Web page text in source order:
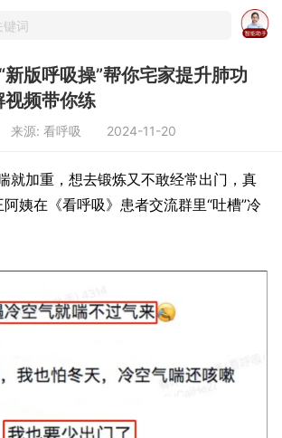
新版呼吸操”帮你宅家提升肺功
频带你练
来源: 看呼吸 2024-11-20
就加重，想去锻炼又不敢经常出门，真
姨在《看呼吸》患者交流群里“吐槽”冷